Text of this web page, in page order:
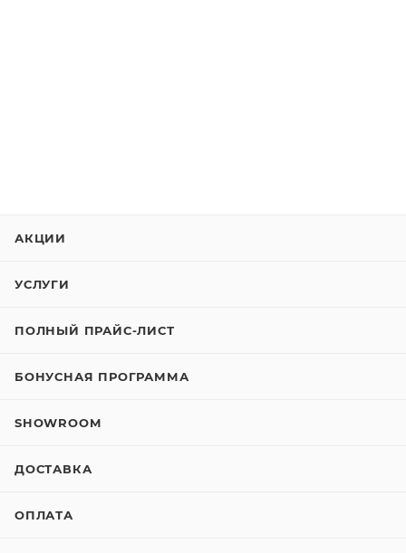
АКЦИИ
УСЛУГИ
ПОЛНЫЙ ПРАЙС-ЛИСТ
БОНУСНАЯ ПРОГРАММА
SHOWROOM
ДОСТАВКА
ОПЛАТА